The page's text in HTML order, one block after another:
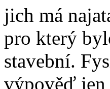
jich má
pro který
stavební.
výpověď jen